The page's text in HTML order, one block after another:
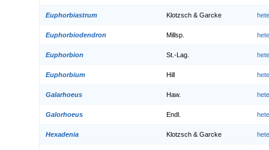
Euphorbiastrum Klotzsch & Garcke
Euphorbiodendron Millsp.
Euphorbion St.-Lag.
Euphorbium Hill
Galarhoeus Haw.
Galorhoeus Endl.
Hexadenia Klotzsch & Garcke